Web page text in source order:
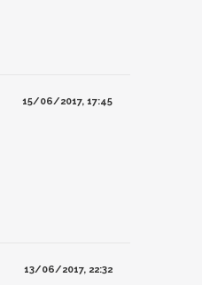
15/06/2017, 17:45
13/06/2017, 22:32